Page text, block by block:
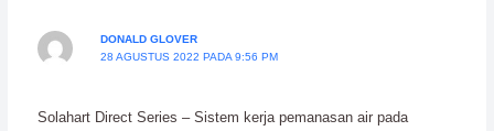
DONALD GLOVER
28 AGUSTUS 2022 PADA 9:56 PM
Solahart Direct Series – Sistem kerja pemanasan air pada